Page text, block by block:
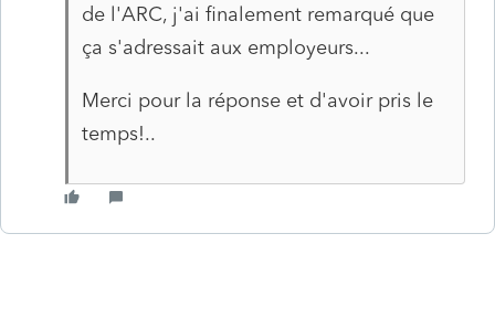
de l'ARC, j'ai finalement remarqué que
ça s'adressait aux employeurs...
Merci pour la réponse et d'avoir pris le
temps!..